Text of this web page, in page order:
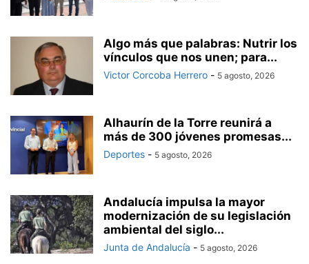
Algo más que palabras: Nutrir los
vínculos que nos unen; para...
Victor Corcoba Herrero - 5 agosto, 2026
Alhaurín de la Torre reunirá a
más de 300 jóvenes promesas...
Deportes - 5 agosto, 2026
Andalucía impulsa la mayor
modernización de su legislación
ambiental del siglo...
Junta de Andalucía - 5 agosto, 2026